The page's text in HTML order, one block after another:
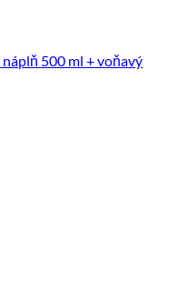
500 ml + voňavý